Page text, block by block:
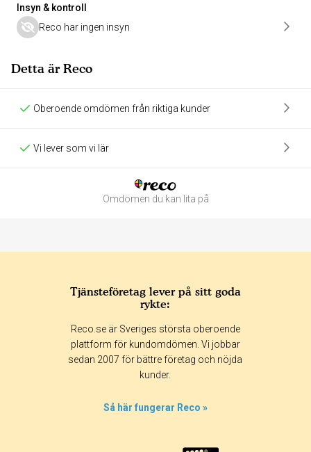
Insyn & kontroll
Reco har ingen insyn
Detta är Reco
Oberoende omdömen från riktiga kunder
Vi lever som vi lär
Omdömen du kan lita på
365 dagar 90 dagar
30 dagar
Tjänsteföretag lever på sitt goda
rykte:
Reco.se är Sveriges största oberoende
plattform för kundomdömen. Vi jobbar
sedan 2007 för bättre företag och nöjda
kunder.
Så här fungerar Reco »